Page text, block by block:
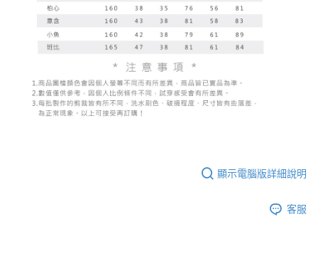
顯示電腦版詳細說明
客服